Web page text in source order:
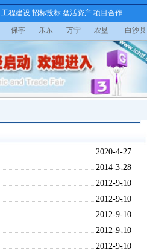
工程建设 招标投标 盘活资产 项目合作
保亭 乐东 万宁 农垦 白沙县
2020-4-27
2014-3-28
2012-9-10
2012-9-10
2012-9-10
2012-9-10
2012-9-10